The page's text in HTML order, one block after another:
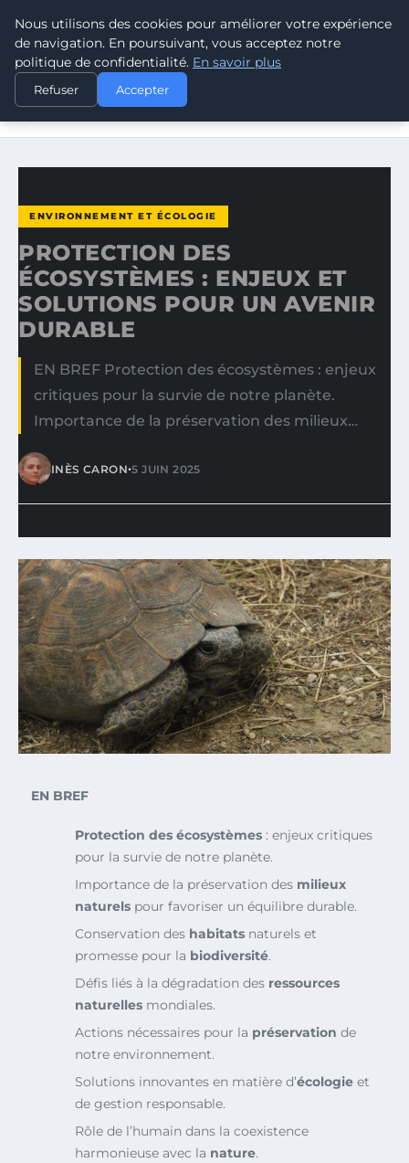
CLIMATE GUARDIAN
ACCUEIL
ENVIRONNEMENT ET ÉCOLOGIE
PROTECTION DES ÉCOSYSTÈMES : ENJEUX ET SOLUTIONS
ENVIRONNEMENT ET ÉCOLOGIE
PROTECTION DES
ÉCOSYSTÈMES : ENJEUX ET
SOLUTIONS POUR UN AVENIR
DURABLE
EN BREF Protection des écosystèmes : enjeux
critiques pour la survie de notre planète.
Importance de la préservation des milieux…
INÈS CARON•5 JUIN 2025
EN BREF
Protection des écosystèmes : enjeux critiques
pour la survie de notre planète.
Importance de la préservation des milieux
naturels pour favoriser un équilibre durable.
Conservation des habitats naturels et
promesse pour la biodiversité.
Défis liés à la dégradation des ressources
naturelles mondiales.
Actions nécessaires pour la préservation de
notre environnement.
Solutions innovantes en matière d’écologie et
de gestion responsable.
Rôle de l’humain dans la coexistence
harmonieuse avec la nature.
Nous utilisons des cookies pour améliorer votre expérience
de navigation. En poursuivant, vous acceptez notre
politique de confidentialité. En savoir plus
Refuser Accepter